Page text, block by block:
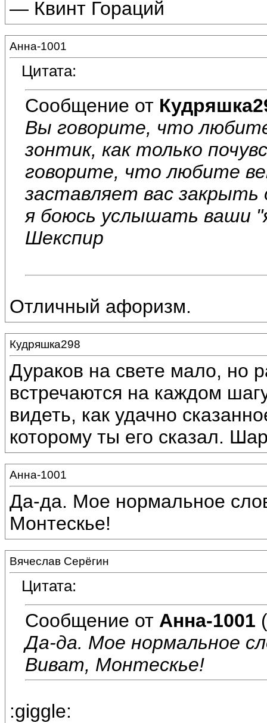
— Квинт Гораций
Анна-1001
Цитата:
Сообщение от
Вы говорите, что
зонтик, как только
говорите, что любите
заставляет вас закрыть
я боюсь услышать ваши
Шекспир
Отличный афоризм.
Кудряшка298
Дураков на свете мало, но
встречаются на каждом
видеть, как удачно
которому ты его сказал.
Анна-1001
Да-да. Мое нормальное
Монтескье!
Вячеслав Серёгин
Цитата:
Сообщение от Анна-1001
Да-да. Мое нормальное
Виват, Монтескье!
:giggle: